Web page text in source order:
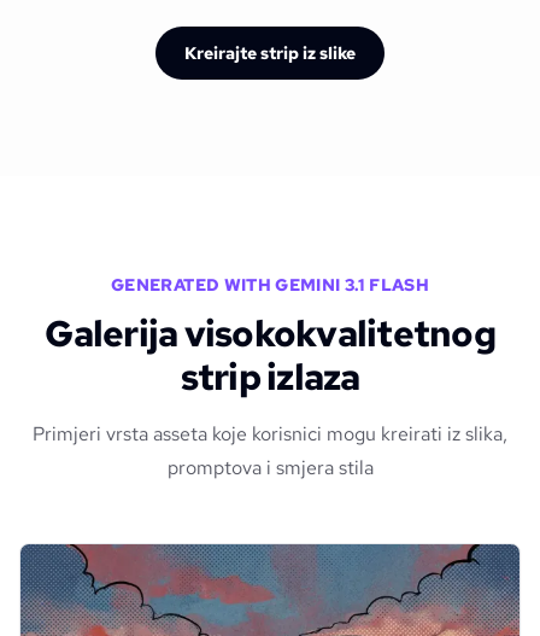
Kreirajte strip iz slike
GENERATED WITH GEMINI 3.1 FLASH
Galerija visokokvalitetnog
strip izlaza
Primjeri vrsta asseta koje korisnici mogu kreirati iz slika,
promptova i smjera stila